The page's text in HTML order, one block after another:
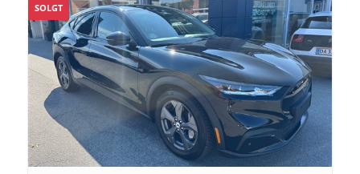
SOLGT